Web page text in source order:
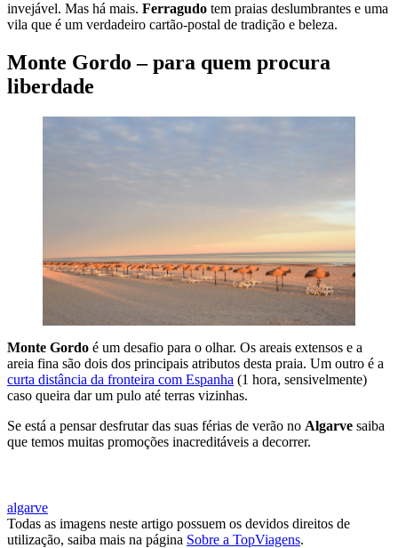
invejável. Mas há mais. Ferragudo tem praias deslumbrantes e uma
vila que é um verdadeiro cartão-postal de tradição e beleza.
Monte Gordo – para quem procura
liberdade
Monte Gordo é um desafio para o olhar. Os areais extensos e a
areia fina são dois dos principais atributos desta praia. Um outro é a
curta distância da fronteira com Espanha (1 hora, sensivelmente)
caso queira dar um pulo até terras vizinhas.
Se está a pensar desfrutar das suas férias de verão no Algarve saiba
que temos muitas promoções inacreditáveis a decorrer.
algarve
Todas as imagens neste artigo possuem os devidos direitos de
utilização, saiba mais na página Sobre a TopViagens.